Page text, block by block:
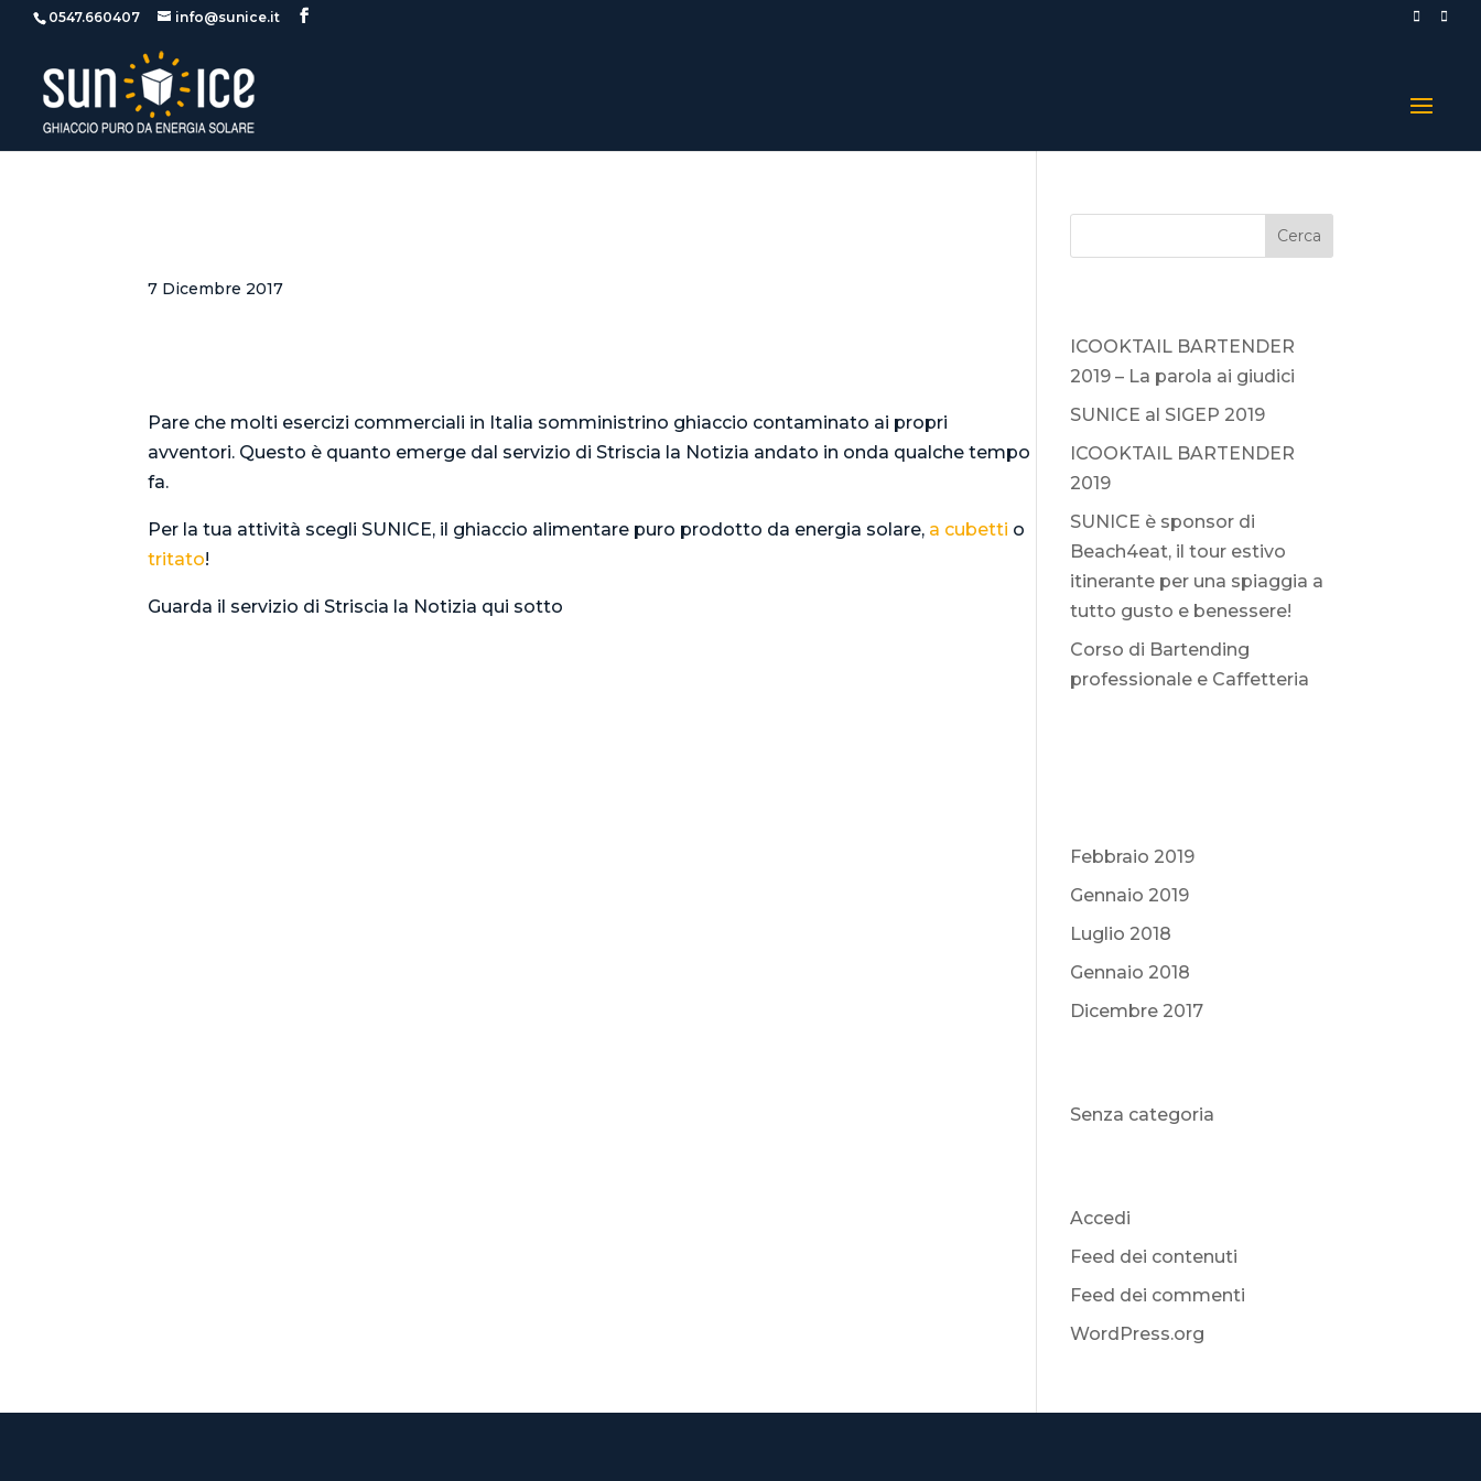
0547.660407 info@sunice.it
7 Dicembre 2017
Pare che molti esercizi commerciali in Italia somministrino ghiaccio contaminato ai propri
avventori. Questo è quanto emerge dal servizio di Striscia la Notizia andato in onda qualche tempo
fa.
Per la tua attività scegli SUNICE, il ghiaccio alimentare puro prodotto da energia solare, a cubetti o
tritato!
Guarda il servizio di Striscia la Notizia qui sotto
ICOOKTAIL BARTENDER
2019 – La parola ai giudici
SUNICE al SIGEP 2019
ICOOKTAIL BARTENDER
2019
SUNICE è sponsor di
Beach4eat, il tour estivo
itinerante per una spiaggia a
tutto gusto e benessere!
Corso di Bartending
professionale e Caffetteria
Febbraio 2019
Gennaio 2019
Luglio 2018
Gennaio 2018
Dicembre 2017
Senza categoria
Accedi
Feed dei contenuti
Feed dei commenti
WordPress.org